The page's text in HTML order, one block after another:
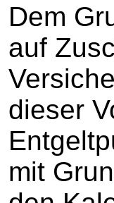
Dem
auf
dieser
mit